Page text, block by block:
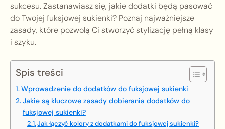
sukcesu. Zastanawiasz się, jakie dodatki będą pasować
do Twojej fuksjowej sukienki? Poznaj najważniejsze
zasady, które pozwolą Ci stworzyć stylizację pełną klasy
i szyku.
Spis treści
Wprowadzenie do dodatków do fuksjowej sukienki
Jakie są kluczowe zasady dobierania dodatków do
fuksjowej sukienki?
Jak łączyć kolory z dodatkami do fuksjowej sukienki?